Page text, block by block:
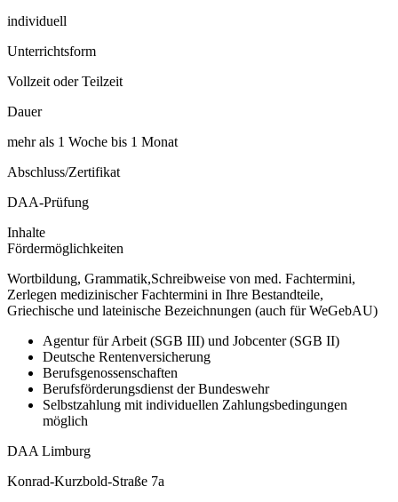
individuell
Unterrichtsform
Vollzeit oder Teilzeit
Dauer
mehr als 1 Woche bis 1 Monat
Abschluss/Zertifikat
DAA-Prüfung
Inhalte
Fördermöglichkeiten
Wortbildung, Grammatik,Schreibweise von med. Fachtermini,
Zerlegen medizinischer Fachtermini in Ihre Bestandteile,
Griechische und lateinische Bezeichnungen (auch für WeGebAU)
Agentur für Arbeit (SGB III) und Jobcenter (SGB II)
Deutsche Rentenversicherung
Berufsgenossenschaften
Berufsförderungsdienst der Bundeswehr
Selbstzahlung mit individuellen Zahlungsbedingungen
möglich
DAA Limburg
Konrad-Kurzbold-Straße 7a